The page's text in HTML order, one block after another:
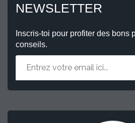
NEWSLETTER
Inscris-toi pour profiter des bons
conseils.